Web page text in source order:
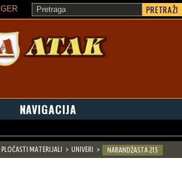
PRETRAŽI
GER
NAVIGACIJA
PLOČASTI MATERIJALI UNIVERI NARANDŽASTA 215